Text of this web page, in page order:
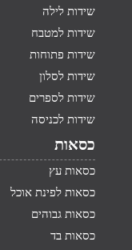
שידות לילה
שידות למטבח
שידות פתוחות
שידות לסלון
שידות לספרים
שידות לכניסה
כסאות
כסאות עץ
כסאות לפינת אוכל
כסאות גבוהים
כסאות בד